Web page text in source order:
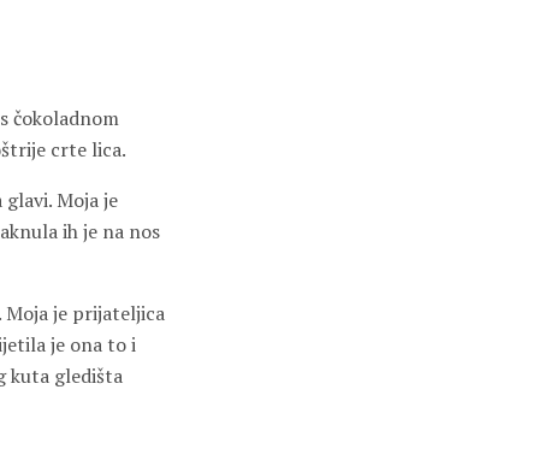
čokoladnom
crte lica.
Moja je
ih je na nos
Moja je prijateljica
je ona to i
kuta gledišta